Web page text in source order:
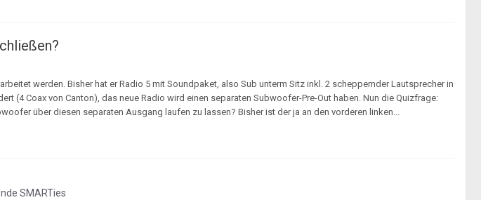
werden. Bisher hat er Radio 5 mit Soundpaket, also Sub unterm Sitz inkl. 2 scheppernder Lautsprecher in
(4 Coax von Canton), das neue Radio wird einen separaten Subwoofer-Pre-Out haben. Nun die Quizfrage:
über diesen separaten Ausgang laufen zu lassen? Bisher ist der ja an den vorderen linken...
SMARTies